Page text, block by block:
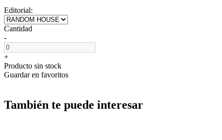
Editorial:
Cantidad
-
+
Producto sin stock
Guardar en favoritos
También te puede interesar